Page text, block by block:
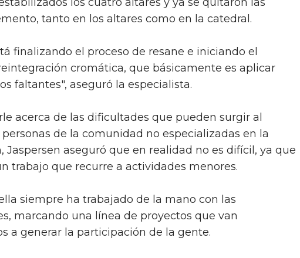
tanto en los altares como en la catedral.
finalizando el proceso de resane e iniciando el
cromática, que básicamente es aplicar
faltantes", aseguró la especialista.
acerca de las dificultades que pueden surgir al
de la comunidad no especializadas en la
Jaspersen aseguró que en realidad no es difícil, ya que
trabajo que recurre a actividades menores.
siempre ha trabajado de la mano con las
marcando una línea de proyectos que van
a generar la participación de la gente.